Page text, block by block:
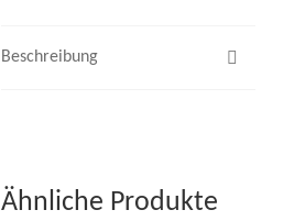
Beschreibung
Ähnliche Produkte